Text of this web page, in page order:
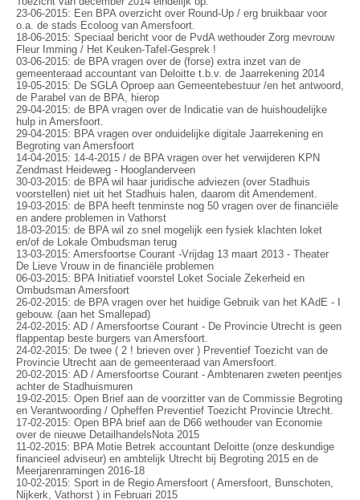
23-06-2015: Een BPA overzicht over Round-Up / erg bruikbaar voor
o.a. de stads Ecoloog van Amersfoort.
18-06-2015: Speciaal bericht voor de PvdA wethouder Zorg mevrouw
Fleur Imming / Het Keuken-Tafel-Gesprek !
03-06-2015: de BPA vragen over de (forse) extra inzet van de
gemeenteraad accountant van Deloitte t.b.v. de Jaarrekening 2014
19-05-2015: De SGLA Oproep aan Gemeentebestuur /en het antwoord,
de Parabel van de BPA, hierop
29-04-2015: de BPA vragen over de Indicatie van de huishoudelijke
hulp in Amersfoort.
29-04-2015: BPA vragen over onduidelijke digitale Jaarrekening en
Begroting van Amersfoort
14-04-2015: 14-4-2015 / de BPA vragen over het verwijderen KPN
Zendmast Heideweg - Hooglanderveen
30-03-2015: de BPA wil haar juridische adviezen (over Stadhuis
voorstellen) niet uit het Stadhuis halen, daarom dit Amendement.
19-03-2015: de BPA heeft tenminste nog 50 vragen over de financiële
en andere problemen in Vathorst
18-03-2015: de BPA wil zo snel mogelijk een fysiek klachten loket
en/of de Lokale Ombudsman terug
13-03-2015: Amersfoortse Courant -Vrijdag 13 maart 2013 - Theater
De Lieve Vrouw in de financiële problemen
06-03-2015: BPA Initiatief voorstel Loket Sociale Zekerheid en
Ombudsman Amersfoort
26-02-2015: de BPA vragen over het huidige Gebruik van het KAdE - I
gebouw. (aan het Smallepad)
24-02-2015: AD / Amersfoortse Courant - De Provincie Utrecht is geen
flappentap beste burgers van Amersfoort.
24-02-2015: De twee ( 2 ! brieven over ) Preventief Toezicht van de
Provincie Utrecht aan de gemeenteraad van Amersfoort.
20-02-2015: AD / Amersfoortse Courant - Ambtenaren zweten peentjes
achter de Stadhuismuren
19-02-2015: Open Brief aan de voorzitter van de Commissie Begroting
en Verantwoording / Opheffen Preventief Toezicht Provincie Utrecht.
17-02-2015: Open BPA brief aan de D66 wethouder van Economie
over de nieuwe DetailhandelsNota 2015
11-02-2015: BPA Motie Betrek accountant Deloitte (onze deskundige
financieel adviseur) en ambtelijk Utrecht bij Begroting 2015 en de
Meerjarenramingen 2016-18
10-02-2015: Sport in de Regio Amersfoort ( Amersfoort, Bunschoten,
Nijkerk, Vathorst ) in Februari 2015